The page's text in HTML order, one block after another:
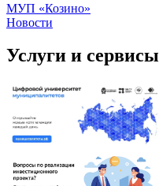
МУП «Козино»
Новости
Услуги и сервисы